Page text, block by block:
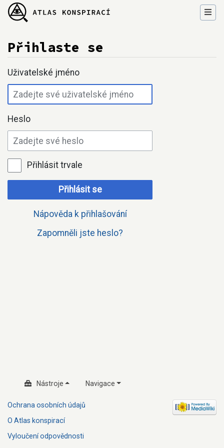
Přihlaste se
Přejít na:navigace,
Uživatelské jméno
Heslo
Přihlásit trvale
Přihlásit se
Nápověda k přihlašování
Zapomněli jste heslo?
Nástroje Navigace
Ochrana osobních údajů
O Atlas konspirací
Vyloučení odpovědnosti